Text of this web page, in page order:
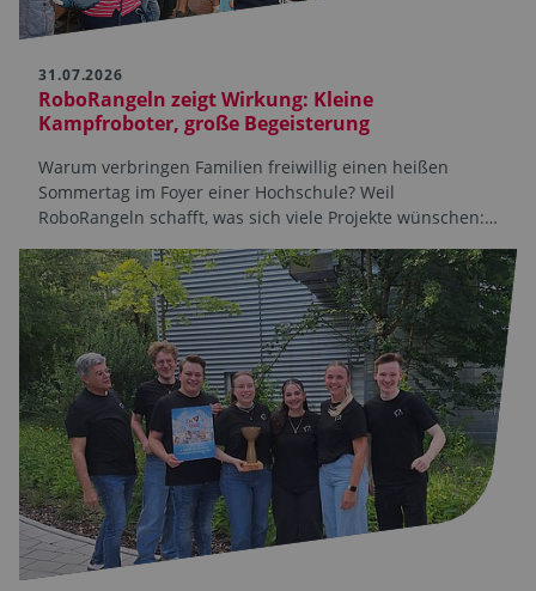
31.07.2026
RoboRangeln zeigt Wirkung: Kleine
Kampfroboter, große Begeisterung
Warum verbringen Familien freiwillig einen heißen
Sommertag im Foyer einer Hochschule? Weil
RoboRangeln schafft, was sich viele Projekte wünschen:…